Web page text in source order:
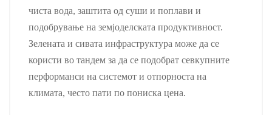
чиста вода, заштита од суши и поплави и
подобрување на земјоделската продуктивност.
Зелената и сивата инфраструктура може да се
користи во тандем за да се подобрат севкупните
перформанси на системот и отпорноста на
климата, често пати по пониска цена.